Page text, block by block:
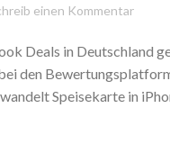
einen Kommentar
Deals in Deutschland
den
Speisekarte in